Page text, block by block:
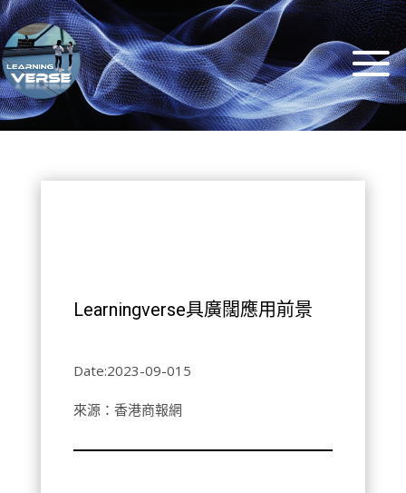
Learningverse具廣闊應用前景
Date:2023-09-015
來源：香港商報網